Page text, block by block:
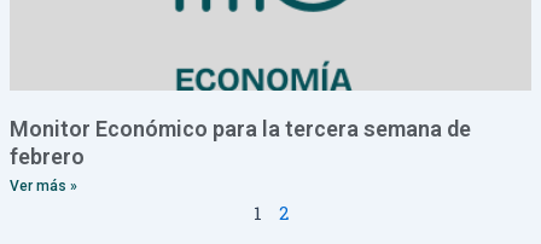
Monitor Económico para la tercera semana de
febrero
Ver más »
1 2